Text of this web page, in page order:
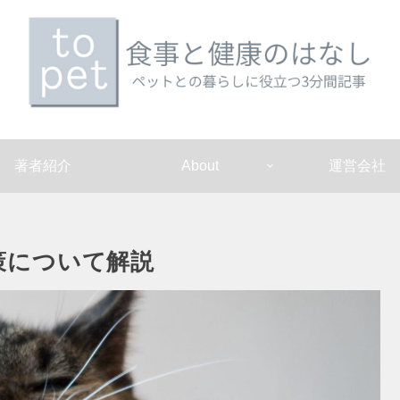
著者紹介 About 運営会社
ついて解説